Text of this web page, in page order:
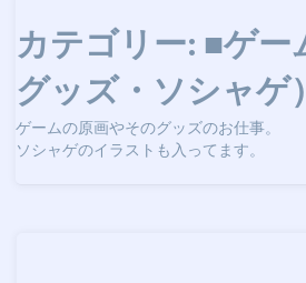
カテゴリー: ■ゲー
グッズ・ソシャゲ）
ゲームの原画やそのグッズのお仕事。
ソシャゲのイラストも入ってます。